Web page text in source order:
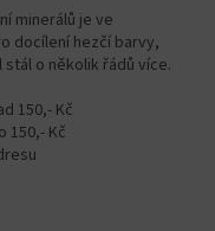
minerálů je ve
docílení hezčí barvy,
o několik řádů více.
150,- Kč
Kč